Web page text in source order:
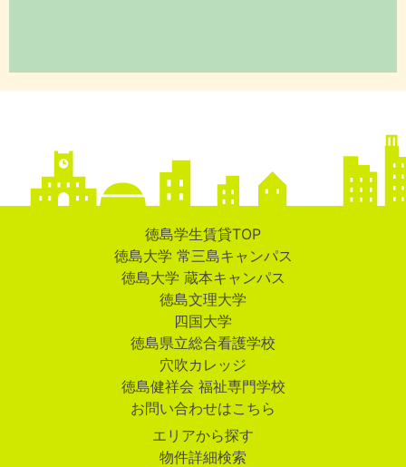
徳島学生賃貸TOP
徳島大学 常三島キャンパス
徳島大学 蔵本キャンパス
徳島文理大学
四国大学
徳島県立総合看護学校
穴吹カレッジ
徳島健祥会 福祉専門学校
お問い合わせはこちら
エリアから探す
物件詳細検索